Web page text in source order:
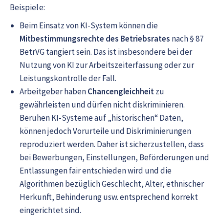
Beispiele:
Beim Einsatz von KI-System können die
Mitbestimmungsrechte des Betriebsrates nach § 87
BetrVG tangiert sein. Das ist insbesondere bei der
Nutzung von KI zur Arbeitszeiterfassung oder zur
Leistungskontrolle der Fall.
Arbeitgeber habenChancengleichheitzu
gewährleisten und dürfen nicht diskriminieren.
Beruhen KI-Systeme auf „historischen“ Daten,
können jedoch Vorurteile und Diskriminierungen
reproduziert werden. Daher ist sicherzustellen, dass
bei Bewerbungen, Einstellungen, Beförderungen und
Entlassungen fair entschieden wird und die
Algorithmen bezüglich Geschlecht, Alter, ethnischer
Herkunft, Behinderung usw. entsprechend korrekt
eingerichtet sind.